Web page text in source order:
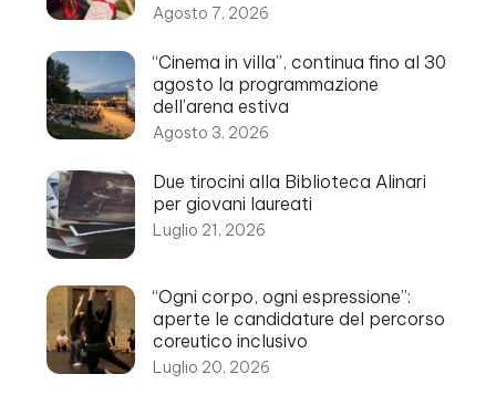
Agosto 7, 2026
“Cinema in villa”, continua fino al 30
agosto la programmazione
dell’arena estiva
Agosto 3, 2026
Due tirocini alla Biblioteca Alinari
per giovani laureati
Luglio 21, 2026
“Ogni corpo, ogni espressione”:
aperte le candidature del percorso
coreutico inclusivo
Luglio 20, 2026